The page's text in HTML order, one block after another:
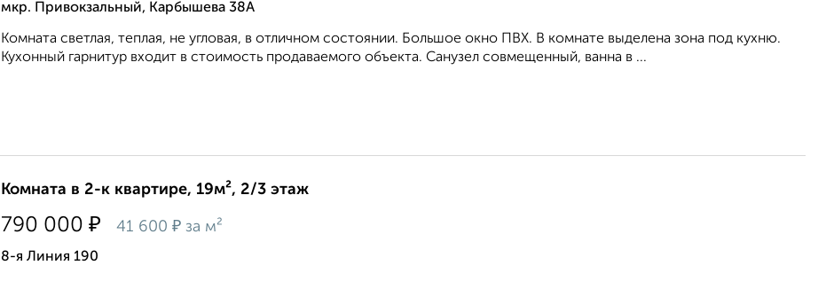
мкр. Привокзальный, Карбышева 38А
Комната светлая, теплая, не угловая, в отличном состоянии. Большое окно ПВХ. В комнате выделена зона под кухню.
Кухонный гарнитур входит в стоимость продаваемого объекта. Санузел совмещенный, ванна в ...
Комната в 2-к квартире, 19м², 2/3 этаж
790 000 ₽ 41 600 ₽ за м²
8-я Линия 190